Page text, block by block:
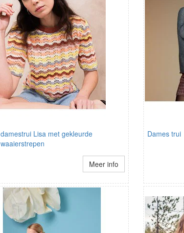
damestrui Lisa met gekleurde
waaierstrepen
Meer info
Dames trui